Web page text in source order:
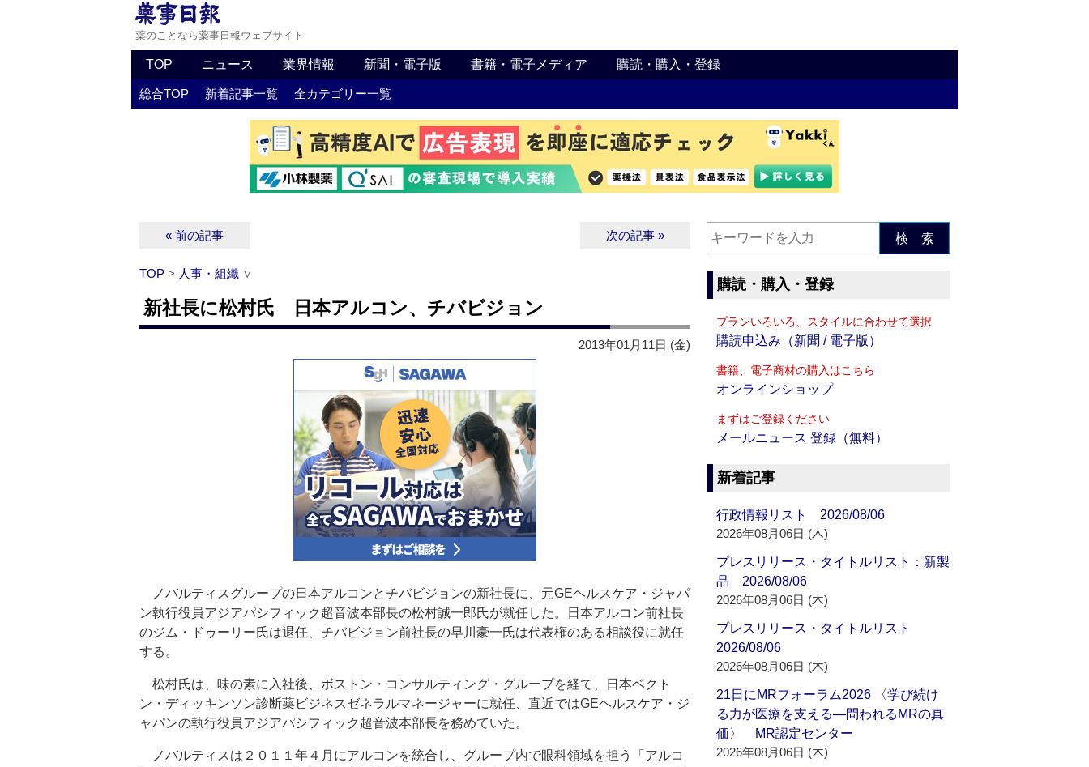
薬のことなら薬事日報ウェブサイト
TOP ニュース 業界情報 新聞・電子版 書籍・電子メディア 購読・購入・登録
総合TOP 新着記事一覧 全カテゴリー一覧
« 前の記事 次の記事 »
TOP > 人事・組織 ∨
新社長に松村氏 日本アルコン、チバビジョン
2013年01月11日 (金)
ノバルティスグループの日本アルコンとチバビジョンの新社長に、元GEヘルスケア・ジャパ
ン執行役員アジアパシフィック超音波本部長の松村誠一郎氏が就任した。日本アルコン前社長
のジム・ドゥーリー氏は退任、チバビジョン前社長の早川豪一氏は代表権のある相談役に就任
する。
松村氏は、味の素に入社後、ボストン・コンサルティング・グループを経て、日本ベクト
ン・ディッキンソン診断薬ビジネスゼネラルマネージャーに就任、直近ではGEヘルスケア・ジ
ャパンの執行役員アジアパシフィック超音波本部長を務めていた。
ノバルティスは２０１１年４月にアルコンを統合し、グループ内で眼科領域を担う「アルコ
検 索
購読・購入・登録
プランいろいろ、スタイルに合わせて選択
購読申込み（新聞 / 電子版）
書籍、電子商材の購入はこちら
オンラインショップ
まずはご登録ください
メールニュース 登録（無料）
新着記事
行政情報リスト 2026/08/06
2026年08月06日 (木)
プレスリリース・タイトルリスト：新製
品 2026/08/06
2026年08月06日 (木)
プレスリリース・タイトルリスト
2026/08/06
2026年08月06日 (木)
21日にMRフォーラム2026 〈学び続け
る力が医療を支える―問われるMRの真
価〉 MR認定センター
2026年08月06日 (木)